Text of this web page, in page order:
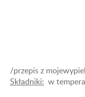
/przepis z
Składniki: w